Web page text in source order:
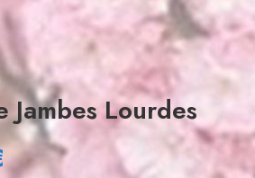
Jambes Lourdes